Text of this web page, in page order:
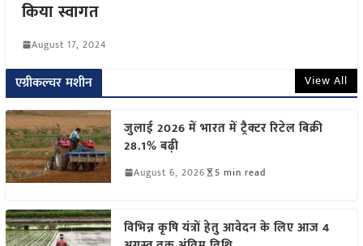
किया स्वागत
August 17, 2024
एग्रीकल्चर मशीन View All
जुलाई 2026 में भारत में ट्रैक्टर रिटेल बिक्री
28.1% बढ़ी
August 6, 2026 5 min read
विभिन्न कृषि यंत्रों हेतु आवेदन के लिए आज 4